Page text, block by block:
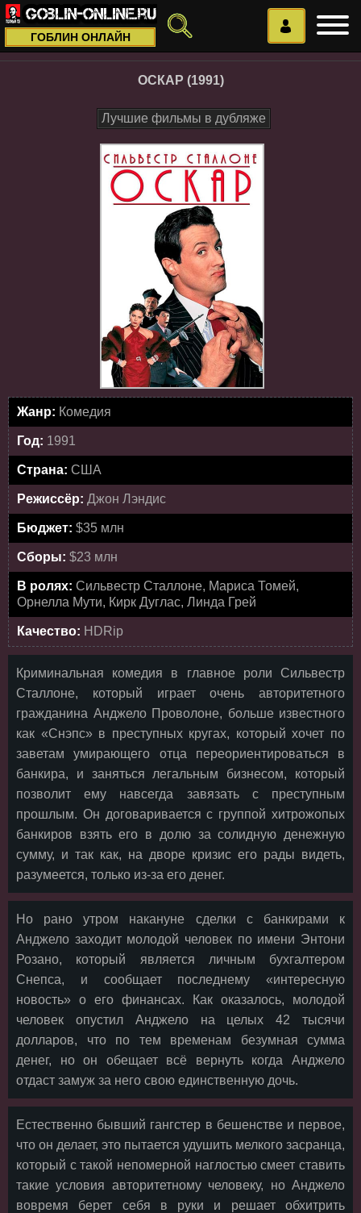
ГОБЛИН ОНЛАЙН
ОСКАР (1991)
Лучшие фильмы в дубляже
Жанр: Комедия
Год: 1991
Страна: США
Режиссёр: Джон Лэндис
Бюджет: $35 млн
Сборы: $23 млн
В ролях: Сильвестр Сталлоне, Мариса Томей,
Орнелла Мути, Кирк Дуглас, Линда Грей
Качество: HDRip
Криминальная комедия в главное роли Сильвестр
Сталлоне, который играет очень авторитетного
гражданина Анджело Проволоне, больше известного
как «Снэпс» в преступных кругах, который хочет по
заветам умирающего отца переориентироваться в
банкира, и заняться легальным бизнесом, который
позволит ему навсегда завязать с преступным
прошлым. Он договаривается с группой хитрожопых
банкиров взять его в долю за солидную денежную
сумму, и так как, на дворе кризис его рады видеть,
разумеется, только из-за его денег.
Но рано утром накануне сделки с банкирами к
Анджело заходит молодой человек по имени Энтони
Розано, который является личным бухгалтером
Снепса, и сообщает последнему «интересную
новость» о его финансах. Как оказалось, молодой
человек опустил Анджело на целых 42 тысячи
долларов, что по тем временам безумная сумма
денег, но он обещает всё вернуть когда Анджело
отдаст замуж за него свою единственную дочь.
Естественно бывший гангстер в бешенстве и первое,
что он делает, это пытается удушить мелкого засранца,
который с такой непомерной наглостью смеет ставить
такие условия авторитетному человеку, но Анджело
вовремя берет себя в руки и решает обхитрить